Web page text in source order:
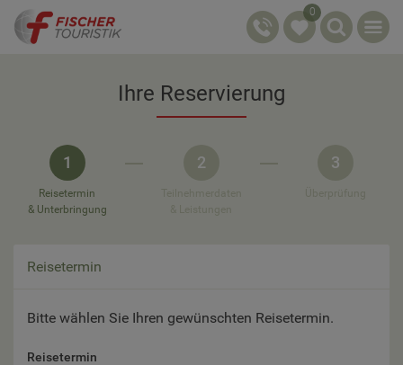
0
Ihre Reservierung
1
Reisetermin
& Unterbringung
2 3
Reisetermin
Bitte wählen Sie Ihren gewünschten Reisetermin.
Reisetermin